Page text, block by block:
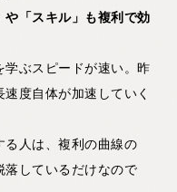
や「スキル」も複利で効
ぶスピードが速い。昨
度自体が加速していく
る人は、複利の曲線の
落しているだけなので